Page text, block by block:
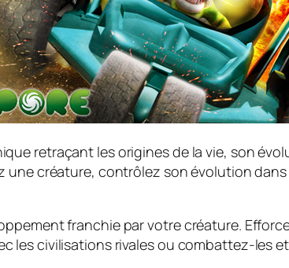
retraçant les origines de la vie, son
une créature, contrôlez son évolution
franchie par votre créature.
les civilisations rivales ou combattez-les